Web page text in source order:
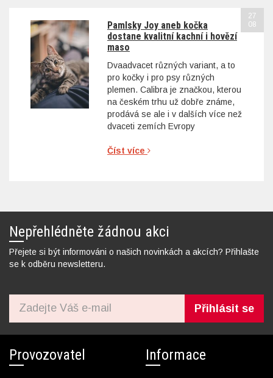
Pamlsky Joy aneb kočka
dostane kvalitní kachní i hovězí
maso
Dvaadvacet různých variant, a to
pro kočky i pro psy různých
plemen. Calibra je značkou, kterou
na českém trhu už dobře známe,
prodává se ale i v dalších více než
dvaceti zemích Evropy
Číst více
27
08
Nepřehlédněte žádnou akci
Přejete si být informováni o našich novinkách a akcích? Přihlašte
se k odběru newsletteru.
Přihlásit se
Provozovatel Informace